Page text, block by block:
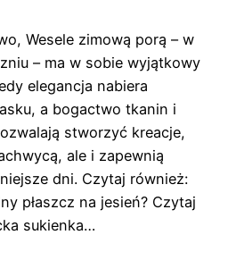
Wesele zimową porą – w
– ma w sobie wyjątkowy
elegancja nabiera
a bogactwo tkanin i
stworzyć kreacje,
ale i zapewnią
dni. Czytaj również:
płaszcz na jesień? Czytaj
sukienka…